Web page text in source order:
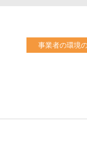
事業者の環境